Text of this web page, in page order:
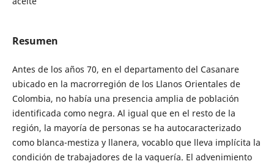
Resumen
Antes de los años 70, en el departamento del Casanare
ubicado en la macrorregión de los Llanos Orientales de
Colombia, no había una presencia amplia de población
identificada como negra. Al igual que en el resto de la
región, la mayoría de personas se ha autocaracterizado
como blanca-mestiza y llanera, vocablo que lleva implícita la
condición de trabajadores de la vaquería. El advenimiento